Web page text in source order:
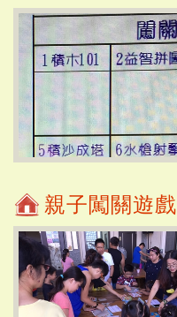
親子闖關遊戲